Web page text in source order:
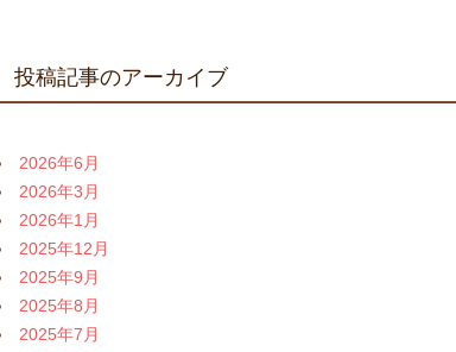
投稿記事のアーカイブ
2026年6月
2026年3月
2026年1月
2025年12月
2025年9月
2025年8月
2025年7月